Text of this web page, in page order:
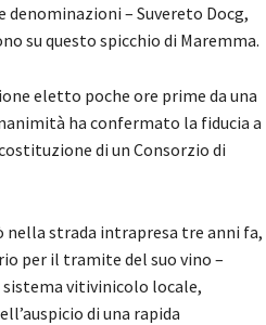
– Suvereto Docg,
su questo spicchio di Maremma.
eletto poche ore prime da una
ha confermato la fiducia a
di un Consorzio di
nella strada intrapresa tre anni fa,
per il tramite del suo vino –
sistema vitivinicolo locale,
di una rapida